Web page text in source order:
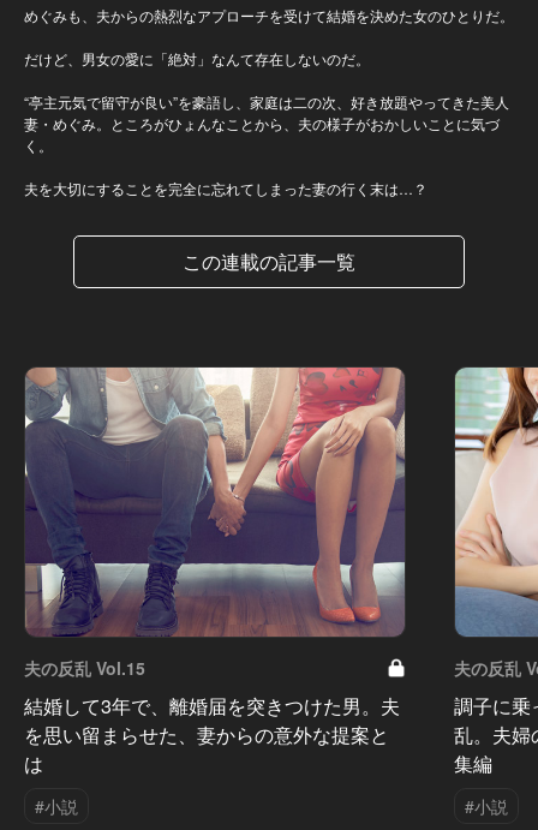
めぐみも、夫からの熱烈なアプローチを受けて結婚を決めた女のひとりだ。
だけど、男女の愛に「絶対」なんて存在しないのだ。
“亭主元気で留守が良い”を豪語し、家庭は二の次、好き放題やってきた美人
妻・めぐみ。ところがひょんなことから、夫の様子がおかしいことに気づ
く。
夫を大切にすることを完全に忘れてしまった妻の行く末は…？
この連載の記事一覧
夫の反乱 Vol.15
結婚して3年で、離婚届を突きつけた男。夫
を思い留まらせた、妻からの意外な提案と
は
#小説
夫の反乱
調子に乗
乱。夫婦
集編
#小説